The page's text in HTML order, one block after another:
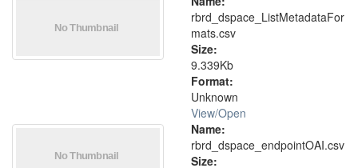
rbrd_dspace_ListMetadataFor
mats.csv
Size:
9.339Kb
Format:
Unknown
View/Open
Name:
rbrd_dspace_endpointOAI.csv
Size: